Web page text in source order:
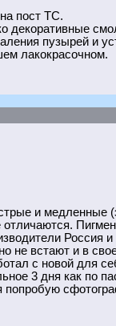
пост ТС.
декоративные
пузырей и
лакокрасочном.
и медленные
Россия
встают и в
с новой для
3 дня как по